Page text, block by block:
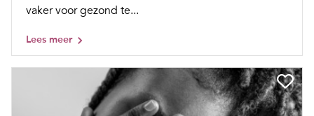
vaker voor gezond te...
Lees meer